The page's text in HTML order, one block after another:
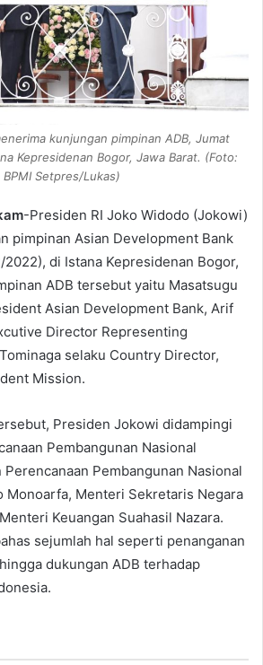
kunjungan pimpinan ADB, Jumat
Kepresidenan Bogor, Jawa Barat. (Foto:
BPMI Setpres/Lukas)
-Presiden RI Joko Widodo (Jokowi)
pimpinan Asian Development Bank
2022), di Istana Kepresidenan Bogor,
ADB tersebut yaitu Masatsugu
Asian Development Bank, Arif
Director Representing
selaku Country Director,
Mission.
Presiden Jokowi didampingi
Pembangunan Nasional
Perencanaan Pembangunan Nasional
Monoarfa, Menteri Sekretaris Negara
Keuangan Suahasil Nazara.
sejumlah hal seperti penanganan
dukungan ADB terhadap